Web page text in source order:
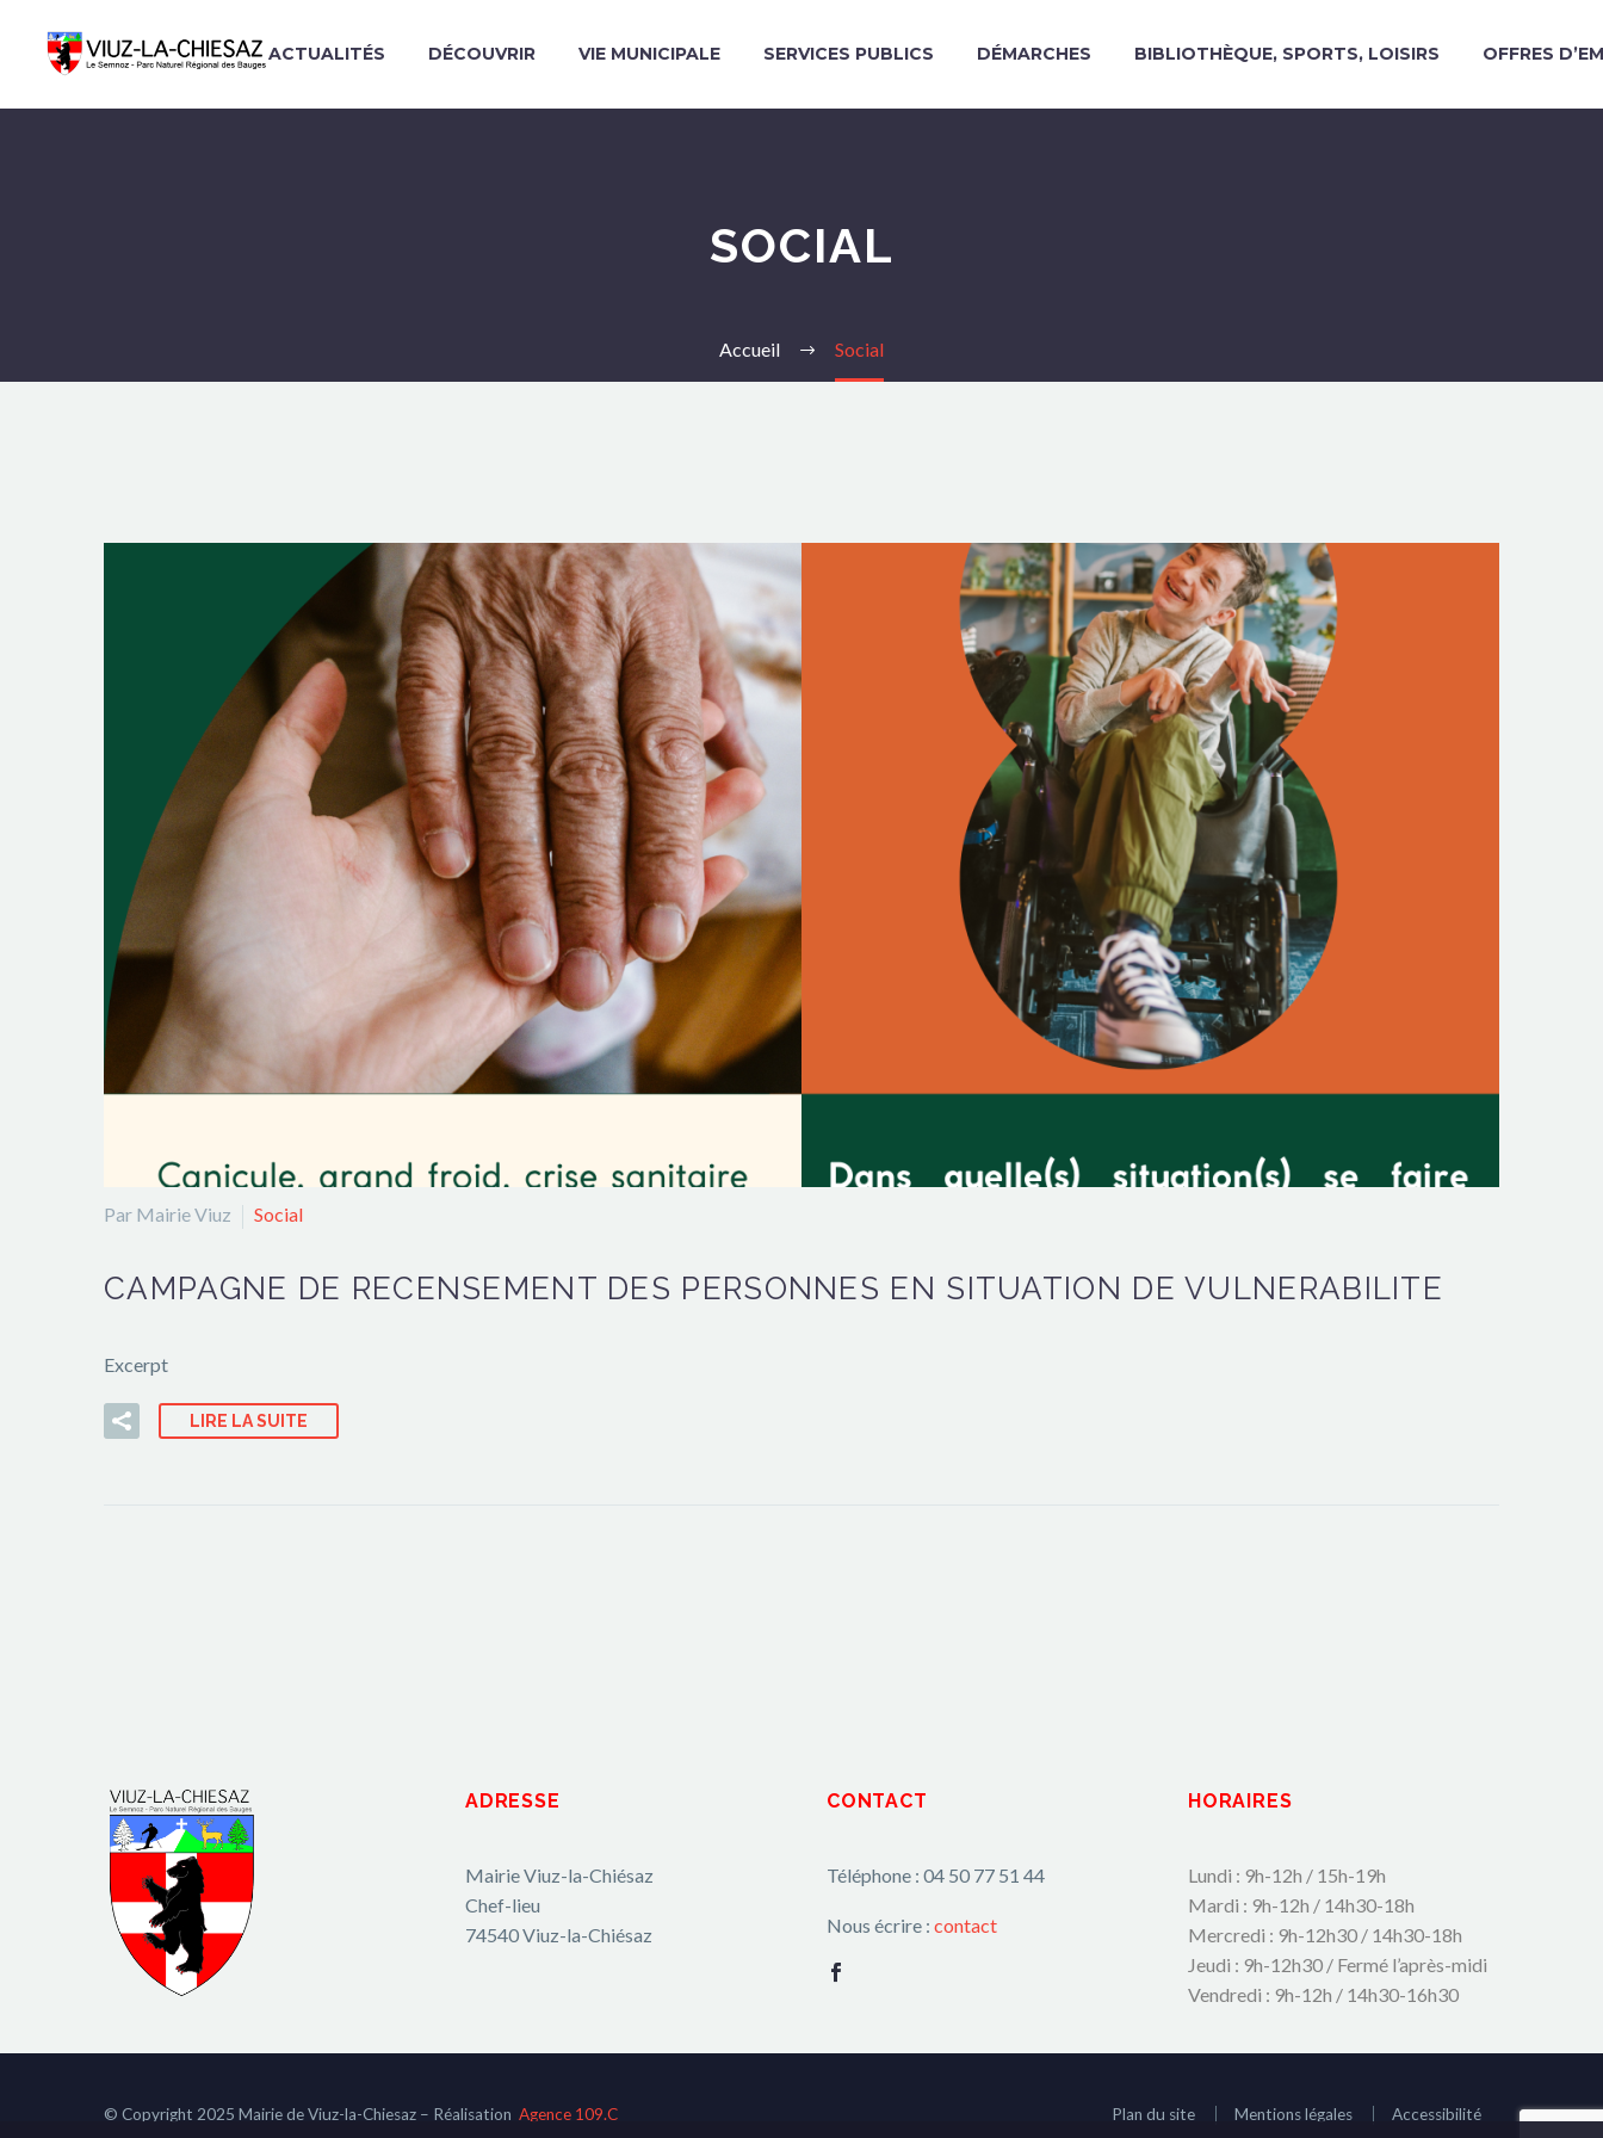
ACTUALITÉS DÉCOUVRIR VIE MUNICIPALE SERVICES PUBLICS DÉMARCHES BIBLIOTHÈQUE, SPORTS, LOISIRS OFFRES
SOCIAL
Accueil Social
Par Mairie Viuz Social
CAMPAGNE DE RECENSEMENT DES PERSONNES EN SITUATION DE VULNERABILITE
Excerpt
LIRE LA SUITE
ADRESSE
Mairie Viuz-la-Chiésaz
Chef-lieu
74540 Viuz-la-Chiésaz
CONTACT
Téléphone : 04 50 77 51 44
Nous écrire : contact
HORAIRES
Lundi : 9h-12h / 15h-19h
Mardi : 9h-12h / 14h30-18h
Mercredi : 9h-12h30 / 14h30-18h
Jeudi : 9h-12h30 / Fermé l’après-midi
Vendredi : 9h-12h / 14h30-16h30
© Copyright 2025 Mairie de Viuz-la-Chiesaz – Réalisation Agence 109.C Plan du site Mentions légales Accessibilité